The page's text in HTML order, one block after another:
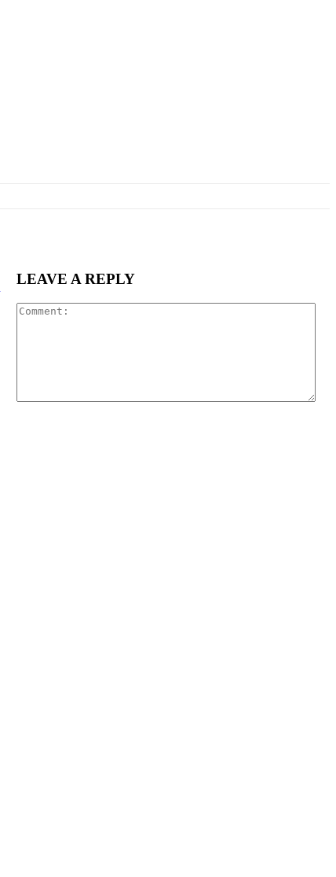
LEAVE A REPLY